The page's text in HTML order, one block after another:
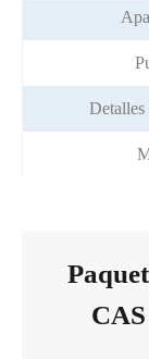
Detalles